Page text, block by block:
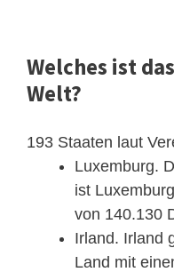
Welches ist
Welt?
193 Staaten laut
Luxemburg.
ist
von 140.130
Irland. Irland
Land mit